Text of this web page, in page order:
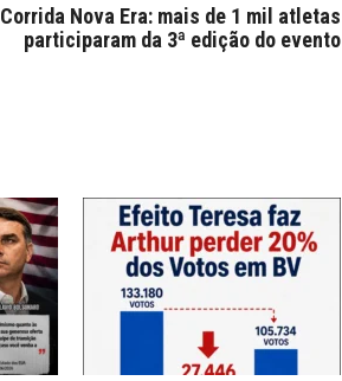
Corrida Nova Era: mais de 1 mil atletas
participaram da 3ª edição do evento